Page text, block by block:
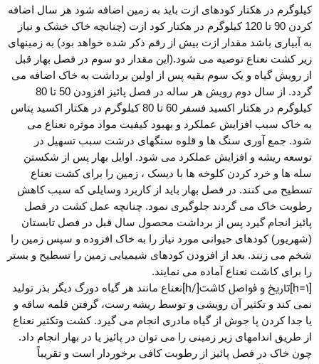
کیلوگرم در هکتار کودهای ازت باید به زمین اضافه شود هر سال اضافه
کردن 90 تا 120 کیلوگرم در هکتار کود ازت (چنانچه خاک خشک و نیاز
به آبیاری باشد مقدار ازت بیش از رقم ذکر شده خواهد بود) به زمینهای
زیر کشت نعناع توصیه می شود.(این مقدار دو سوم در فصل بهار قبل
از رویش گیاه و یک سوم بقیه پس از اولین برداشت به خاک اضافه می
گردد. از سال دوم رویش هر ساله در فصل پائیز افزودن 50 تا 80
کیلوگرم در هکتار اکسید فسفر 60 تا 80 کیلوگرم در هکتار اکسید پتاس
به خاک سبب افزایش عملکرد و بهبود کیفیت مواد موثره نعناع می
شود. جمع آوری سنگ ها و قلوه سنگهای درشت سبب تسهیل در
توسعه ریشه و افزایش عملکرد می شود. اوایل بهار پس از شکستن
سله ها و خرد کردن کلوخه ها با دیسک ، زمین را برای کشت نعناع
تسطیح می کنند. در فصل بهار باید از کاربرد وسایلی که سبب کاهش
رطوبت خاک می گردند جلوگیری نمود. چنانچه عمل کشت در فصل
پائیز انجام گیرد پس از برداشت محصول سال قبل در فصل تابستان
(شهریور) کودهای حیوانی مورد نیاز را به خاک افزوده و سپس زمین را
شخم می زنند. بعد از افزودن کودهای شیمیایی زمین را تسطیح و بستر
را برای کاشت نعناع آماده می نمایند.
[h=1]تاریخ و فواصل کاشت[/h]
نعناع مانند هر گیاه دورگ دیگر بذر تولید
نمی کند و تکثیر آن رویشی و توسط ریشه رست، گرفتن قلمه ساقه و
یا جدا کردن پا جوش از گیاه مادری انجام می گیرد. کشت وتکثیر نعناع
از طریق اندامهای زیر زمینی را می توان در پائیز یا در بهار انجام داد.
چون خاک در فصل پائیز از رطوبت کافی برخوردار است و تقریباً